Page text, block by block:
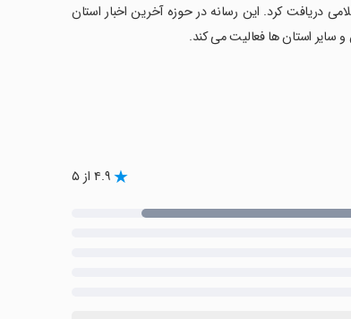
فرهنگ و ارشاد اسلامی دریافت کرد. این رسانه در حوزه آخرین اخبار استان
سایر استان ها فعالیت می کند.
۴.۹ از ۵